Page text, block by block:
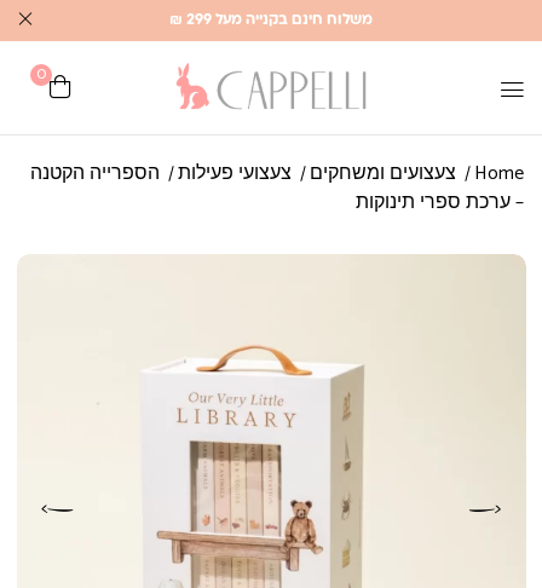
משלוח חינם בקנייה מעל 299 ₪
0
Home צעצועים ומשחקים צעצועי פעילות הספרייה הקטנה
– ערכת ספרי תינוקות